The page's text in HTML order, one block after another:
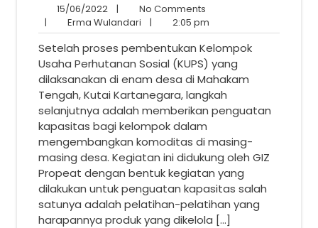
15/06/202215/06/2022
| No Comments
Comments
| Erma Wulandari Erma
Wulandari
| 2:05 pm
pm
Setelah proses pembentukan Kelompok
Usaha Perhutanan Sosial (KUPS) yang
dilaksanakan di enam desa di Mahakam
Tengah, Kutai Kartanegara, langkah
selanjutnya adalah memberikan penguatan
kapasitas bagi kelompok dalam
mengembangkan komoditas di masing-
masing desa. Kegiatan ini didukung oleh GIZ
Propeat dengan bentuk kegiatan yang
dilakukan untuk penguatan kapasitas salah
satunya adalah pelatihan-pelatihan yang
harapannya produk yang dikelola […]